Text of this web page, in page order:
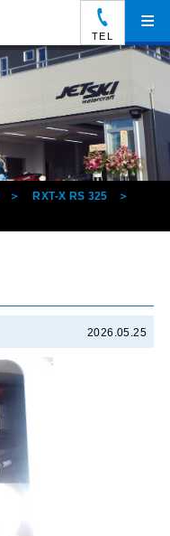
TEL
≡
RXT-X RS 325
2026.05.25